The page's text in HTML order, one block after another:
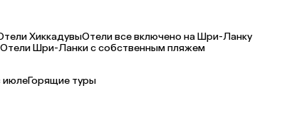
ХиккадувыОтели все включено на Шри-Ланку
Отели Шри-Ланки с собственным пляжем
июлеГорящие туры